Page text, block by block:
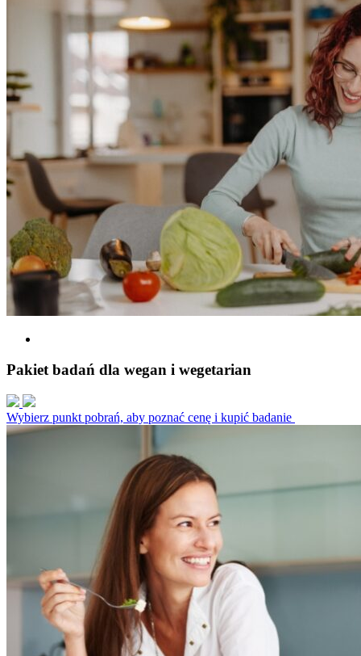
Pakiet badań dla wegan i wegetarian
Wybierz punkt pobrań, aby poznać cenę i kupić badanie